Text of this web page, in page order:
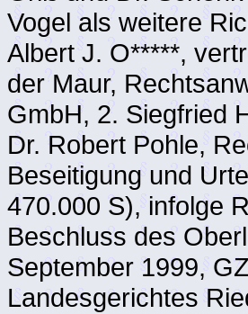
Vogel als weitere
Albert J. O*****,
der Maur,
GmbH, 2. Siegfried
Dr. Robert Pohle,
Beseitigung und
470.000 S), infolge
Beschluss des
September 1999,
Landesgerichtes